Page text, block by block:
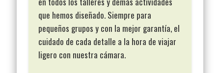
que hemos diseñado. Siempre para
pequeños grupos y con la mejor garantía, el
cuidado de cada detalle a la hora de viajar
ligero con nuestra cámara.